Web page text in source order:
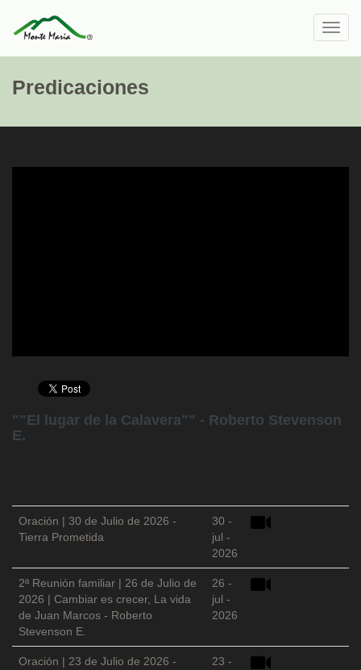
Predicaciones
""El lugar de la Calavera"" - Roberto Stevenson
E.
Oración | 30 de Julio de 2026 -
Tierra Prometida
30 -
jul -
2026
2ª Reunión familiar | 26 de Julio de
2026 | Cambiar es crecer, La vida
de Juan Marcos - Roberto
Stevenson E.
26 -
jul -
2026
Oración | 23 de Julio de 2026 -
23 -